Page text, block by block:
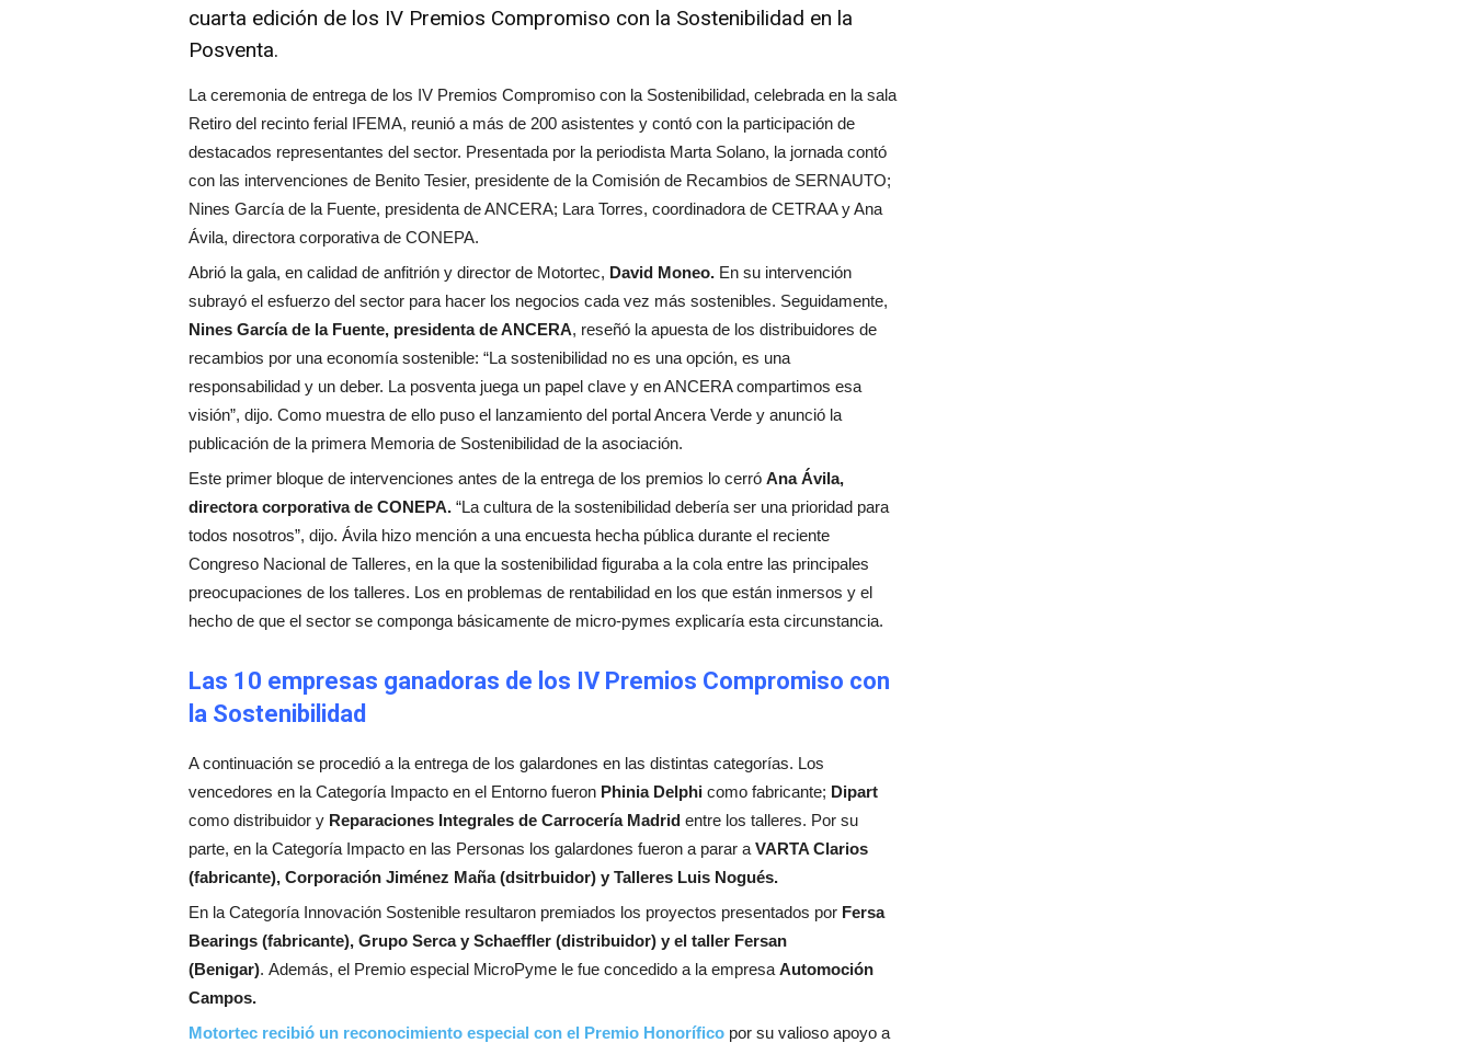
cuarta edición de los IV Premios Compromiso con la Sostenibilidad en la
Posventa.
La ceremonia de entrega de los IV Premios Compromiso con la Sostenibilidad, celebrada en la sala
Retiro del recinto ferial IFEMA, reunió a más de 200 asistentes y contó con la participación de
destacados representantes del sector. Presentada por la periodista Marta Solano, la jornada contó
con las intervenciones de Benito Tesier, presidente de la Comisión de Recambios de SERNAUTO;
Nines García de la Fuente, presidenta de ANCERA; Lara Torres, coordinadora de CETRAA y Ana
Ávila, directora corporativa de CONEPA.
Abrió la gala, en calidad de anfitrión y director de Motortec, David Moneo. En su intervención
subrayó el esfuerzo del sector para hacer los negocios cada vez más sostenibles. Seguidamente,
Nines García de la Fuente, presidenta de ANCERA, reseñó la apuesta de los distribuidores de
recambios por una economía sostenible: “La sostenibilidad no es una opción, es una
responsabilidad y un deber. La posventa juega un papel clave y en ANCERA compartimos esa
visión”, dijo. Como muestra de ello puso el lanzamiento del portal Ancera Verde y anunció la
publicación de la primera Memoria de Sostenibilidad de la asociación.
Este primer bloque de intervenciones antes de la entrega de los premios lo cerró Ana Ávila,
directora corporativa de CONEPA. “La cultura de la sostenibilidad debería ser una prioridad para
todos nosotros”, dijo. Ávila hizo mención a una encuesta hecha pública durante el reciente
Congreso Nacional de Talleres, en la que la sostenibilidad figuraba a la cola entre las principales
preocupaciones de los talleres. Los en problemas de rentabilidad en los que están inmersos y el
hecho de que el sector se componga básicamente de micro-pymes explicaría esta circunstancia.
Las 10 empresas ganadoras de los IV Premios Compromiso con
la Sostenibilidad
A continuación se procedió a la entrega de los galardones en las distintas categorías. Los
vencedores en la Categoría Impacto en el Entorno fueron Phinia Delphi como fabricante; Dipart
como distribuidor y Reparaciones Integrales de Carrocería Madrid entre los talleres. Por su
parte, en la Categoría Impacto en las Personas los galardones fueron a parar a VARTA Clarios
(fabricante), Corporación Jiménez Maña (dsitrbuidor) y Talleres Luis Nogués.
En la Categoría Innovación Sostenible resultaron premiados los proyectos presentados por Fersa
Bearings (fabricante), Grupo Serca y Schaeffler (distribuidor) y el taller Fersan
(Benigar). Además, el Premio especial MicroPyme le fue concedido a la empresa Automoción
Campos.
Motortec recibió un reconocimiento especial con el Premio Honorífico por su valioso apoyo a